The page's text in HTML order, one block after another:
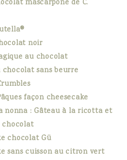
mascarpone de C.
noir
au chocolat
chocolat sans beurre
façon cheesecake
nonna : Gâteau à la ricotta et
chocolat
chocolat Gü
sans cuisson au citron vert